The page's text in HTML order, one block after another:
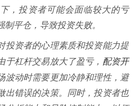
，投资者可能会面临较大的亏
平仓，导致投资失败。
投资者的心理素质和投资能力提
于杠杆交易放大了盈亏， 配资开
波动时需要更加冷静和理性，避
出错误的决策。同时，投资者也